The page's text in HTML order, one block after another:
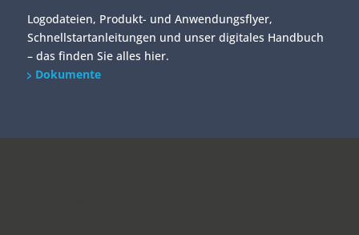
Logodateien, Produkt- und Anwendungsflyer,
Schnellstartanleitungen und unser digitales Handbuch
– das finden Sie alles hier.
Dokumente